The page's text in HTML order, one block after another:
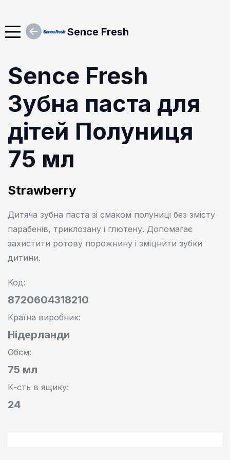
Sence Fresh
Sence Fresh
Зубна паста для
дітей Полуниця
75 мл
Strawberry
Дитяча зубна паста зі смаком полуниці без змісту
парабенів, триклозану і глютену. Допомагає
захистити ротову порожнину і зміцнити зубки
дитини.
Код:
8720604318210
Країна виробник:
Нідерланди
Oбєм:
75 мл
К-сть в ящику:
24